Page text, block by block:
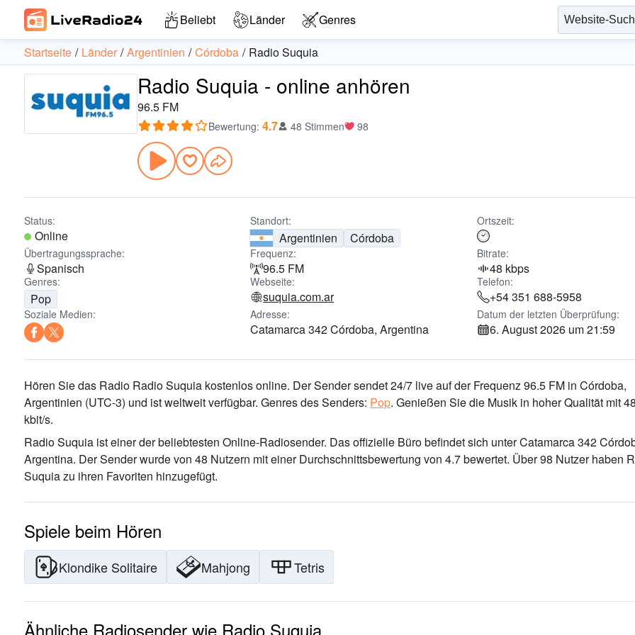
Beliebt Länder Genres
Startseite Länder Argentinien Córdoba Radio Suquia
Radio Suquia - online anhören
96.5 FM
Bewertung: 4.7 48 Stimmen 98
Status:
Online
Standort:
Argentinien Córdoba
Ortszeit:
Übertragungssprache:
Spanisch
Frequenz:
96.5 FM
Bitrate:
48 kbps
Genres:
Pop
Webseite:
suquia.com.ar
Telefon:
+54 351 688-5958
Soziale Medien: Adresse:
Catamarca 342 Córdoba, Argentina
Datum der letzten Überprüfung:
6. August 2026 um 21:59
Hören Sie das Radio Radio Suquia kostenlos online. Der Sender sendet 24/7 liveauf der Frequenz 96.5 FM in Córdoba,
Argentinien (UTC-3) und ist weltweit verfügbar. Genres des Senders: Pop. Genießen Sie die Musik in hoher Qualität mit 48
kbit/s.
Radio Suquia ist einer der beliebtesten Online-Radiosender. Das offizielle Büro befindet sich unter Catamarca 342
Argentina. Der Sender wurde von 48 Nutzern mit einer Durchschnittsbewertung von 4.7 bewertet. Über 98 Nutzer haben
Suquia zu ihren Favoriten hinzugefügt.
Spiele beim Hören
Klondike Solitaire Mahjong Tetris
Ähnliche Radiosender wie Radio Suquia